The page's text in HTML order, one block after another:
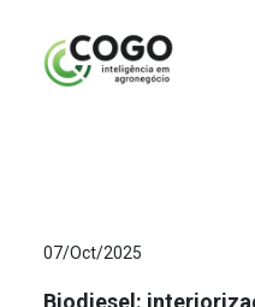
07/Oct/2025
Biodiesel: